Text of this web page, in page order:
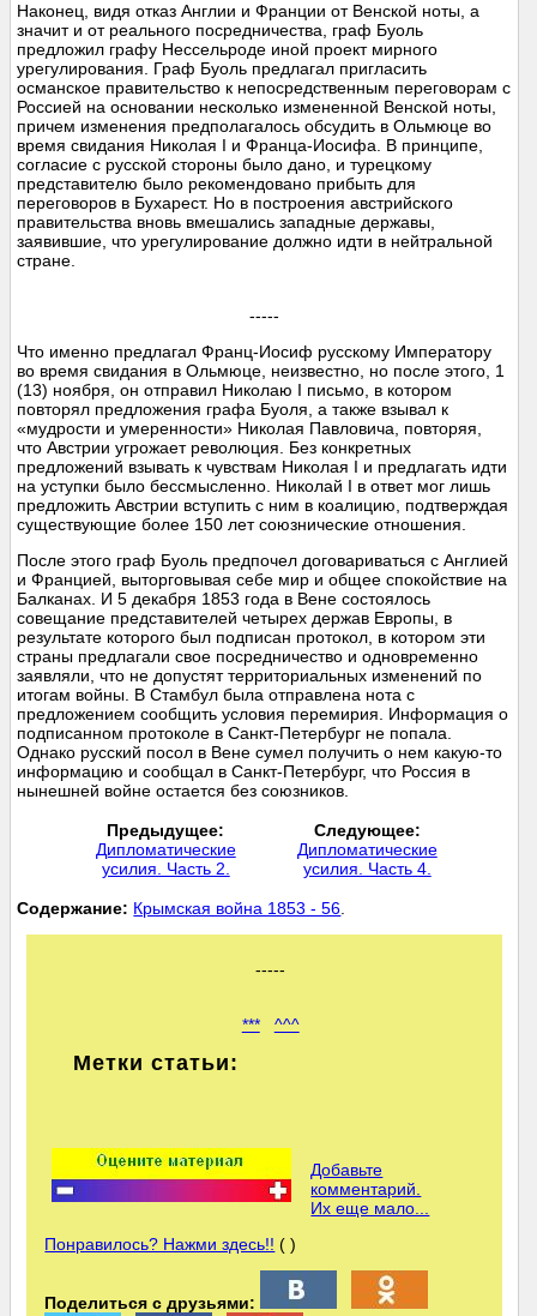
Наконец, видя отказ Англии и Франции от Венской ноты, а
значит и от реального посредничества, граф Буоль
предложил графу Нессельроде иной проект мирного
урегулирования. Граф Буоль предлагал пригласить
османское правительство к непосредственным переговорам с
Россией на основании несколько измененной Венской ноты,
причем изменения предполагалось обсудить в Ольмюце во
время свидания Николая I и Франца-Иосифа. В принципе,
согласие с русской стороны было дано, и турецкому
представителю было рекомендовано прибыть для
переговоров в Бухарест. Но в построения австрийского
правительства вновь вмешались западные державы,
заявившие, что урегулирование должно идти в нейтральной
стране.
-----
Что именно предлагал Франц-Иосиф русскому Императору
во время свидания в Ольмюце, неизвестно, но после этого, 1
(13) ноября, он отправил Николаю I письмо, в котором
повторял предложения графа Буоля, а также взывал к
«мудрости и умеренности» Николая Павловича, повторяя,
что Австрии угрожает революция. Без конкретных
предложений взывать к чувствам Николая I и предлагать идти
на уступки было бессмысленно. Николай I в ответ мог лишь
предложить Австрии вступить с ним в коалицию, подтверждая
существующие более 150 лет союзнические отношения.
После этого граф Буоль предпочел договариваться с Англией
и Францией, выторговывая себе мир и общее спокойствие на
Балканах. И 5 декабря 1853 года в Вене состоялось
совещание представителей четырех держав Европы, в
результате которого был подписан протокол, в котором эти
страны предлагали свое посредничество и одновременно
заявляли, что не допустят территориальных изменений по
итогам войны. В Стамбул была отправлена нота с
предложением сообщить условия перемирия. Информация о
подписанном протоколе в Санкт-Петербург не попала.
Однако русский посол в Вене сумел получить о нем какую-то
информацию и сообщал в Санкт-Петербург, что Россия в
нынешней войне остается без союзников.
Предыдущее:
Дипломатические
усилия. Часть 2.
Следующее:
Дипломатические
усилия. Часть 4.
Cодержание: Крымская война 1853 - 56
-----
*** ^^^
Метки статьи:
Добавьте
комментарий.
Их еще мало...
Понравилось? Нажми здесь!! ( )
Поделиться с друзьями: